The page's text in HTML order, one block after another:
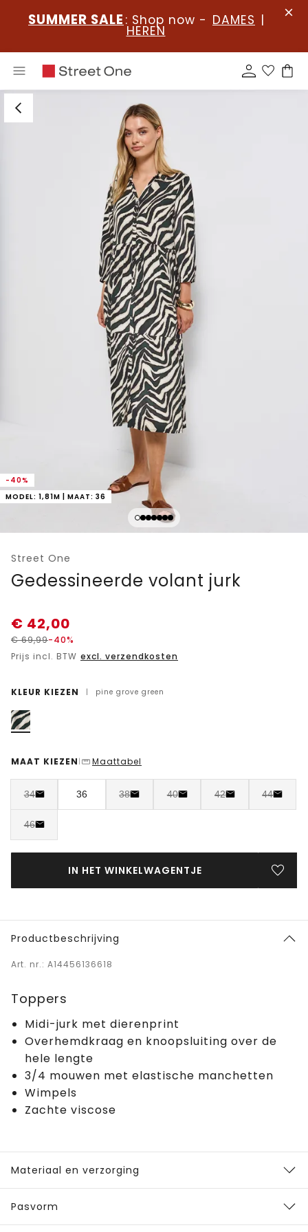
SUMMER SALE : Shop now - DAMES |
HEREN
-40%
MODEL: 1,81M | MAAT: 36
Street One
Gedessineerde volant jurk
€ 42,00
€69,99-40%
Prijs incl. BTW excl. verzendkosten
KLEUR KIEZEN | pine grove green
MAAT KIEZEN | Maattabel
34 36 38 40 42 44
46
IN HET WINKELWAGENTJE
Productbeschrijving
Art. nr.: A14456136618
Toppers
Midi-jurk met dierenprint
Overhemdkraag en knoopsluiting over de
hele lengte
3/4 mouwen met elastische manchetten
Wimpels
Zachte viscose
Materiaal en verzorging
Pasvorm